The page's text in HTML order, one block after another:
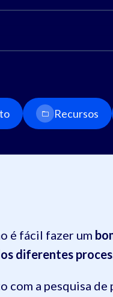
Recursos
é fácil fazer um
diferentes
com a pesquisa